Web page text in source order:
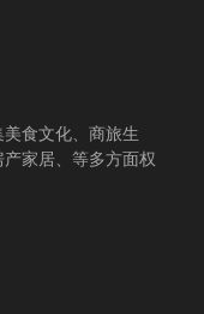
食文化、商旅生
家居、等多方面权